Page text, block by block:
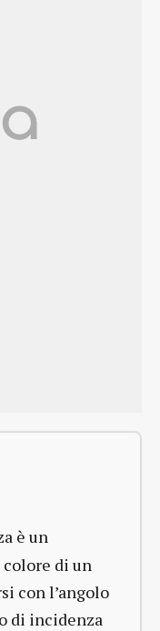
è un
di un
con l’angolo
di incidenza